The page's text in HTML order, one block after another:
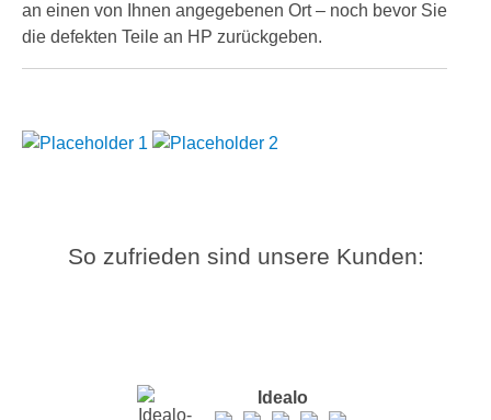
an einen von Ihnen angegebenen Ort – noch bevor Sie
die defekten Teile an HP zurückgeben.
So zufrieden sind unsere Kunden:
Idealo